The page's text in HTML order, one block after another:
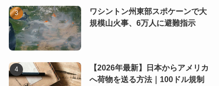
ワシントン州東部スポケーンで大
規模山火事、6万人に避難指示
【2026年最新】日本からアメリカ
へ荷物を送る方法｜100ドル規制